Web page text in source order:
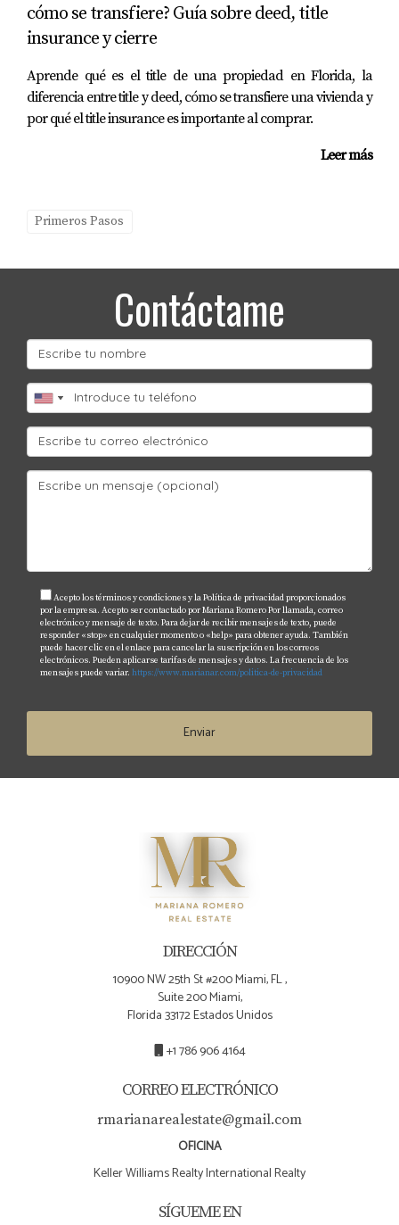
invertir en Florida?
Las propiedades residenciales suelen ser más estables,
pero los alquileres vacacionales están ganando
popularidad debido al turismo constante.
tarifas legales, seguros y gastos de mantenimiento.
inmobiliario?
Aunque no es obligatorio, tener un agente como Mariana
Romero puede facilitar todo el proceso y asegurar que
tomes decisiones informadas.
¿Qué debo buscar al elegir una ubicación para
invertir?
Es importante considerar factores como el crecimiento
económico del área, las escuelas cercanas y el acceso a
Existen varias opciones como hipotecas tradicionales,
préstamos personales o incluso financiamiento privado;
lo mejor es consultar con un asesor financiero para
determinar cuál se adapta mejor a tus necesidades.
viaje hacia la inversión inmobiliaria; ¡estás más cerca de
cómo se transfiere? Guía sobre deed, title
insurance y cierre
Aprende qué es el title de una propiedad en Florida, la
diferencia entre title y deed, cómo se transfiere una vivienda y
por qué el title insurance es importante al comprar.
Leer más
Primeros Pasos
Contáctame
Acepto los términos y condiciones y la Política de privacidad proporcionados
por la empresa. Acepto ser contactado por Mariana Romero Por llamada, correo
electrónico y mensaje de texto. Para dejar de recibir mensajes de texto, puede
responder «stop» en cualquier momento o «help» para obtener ayuda. También
puede hacer clic en el enlace para cancelar la suscripción en los correos
electrónicos. Pueden aplicarse tarifas de mensajes y datos. La frecuencia de los
mensajes puede variar. https://www.marianar.com/politica-de-privacidad
Enviar
DIRECCIÓN
10900 NW 25th St #200 Miami, FL ,
Suite 200 Miami,
Florida 33172 Estados Unidos
+1 786 906 4164
CORREO ELECTRÓNICO
rmarianarealestate@gmail.com
OFICINA
Keller Williams Realty International Realty
SÍGUEME EN